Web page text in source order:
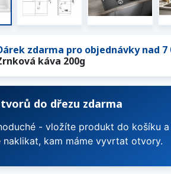
zdarma pro objednávky nad 7
káva 200g
do dřezu zdarma
- vložíte produkt do košíku
naklikat, kam máme vyvrtat otvory.